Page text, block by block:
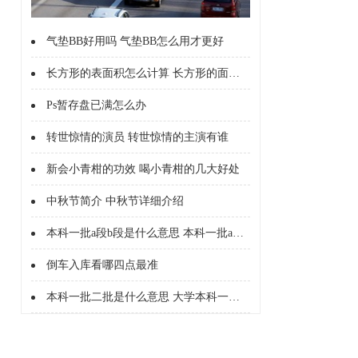
气垫BB好用吗 气垫BB怎么用才更好
长方形的表面积怎么计算 长方形的面积怎么计算的
Ps暂存盘已满怎么办
转世惊情的演员 转世惊情的主演有谁
新会小青柑的功效 喝小青柑的几大好处
中秋节简介 中秋节详细介绍
本科一批a段b段是什么意思 本科一批a段b段什么意思
倒车入库看哪四点最准
本科一批二批是什么意思 大学本科一批二批是什么意思